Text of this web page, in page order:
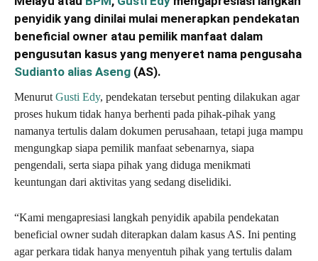
penyidik yang dinilai mulai menerapkan pendekatan
beneficial owner atau pemilik manfaat dalam
pengusutan kasus yang menyeret nama pengusaha
Sudianto alias Aseng (AS).
Menurut Gusti Edy, pendekatan tersebut penting dilakukan agar
proses hukum tidak hanya berhenti pada pihak-pihak yang
namanya tertulis dalam dokumen perusahaan, tetapi juga mampu
mengungkap siapa pemilik manfaat sebenarnya, siapa
pengendali, serta siapa pihak yang diduga menikmati
keuntungan dari aktivitas yang sedang diselidiki.
“Kami mengapresiasi langkah penyidik apabila pendekatan
beneficial owner sudah diterapkan dalam kasus AS. Ini penting
agar perkara tidak hanya menyentuh pihak yang tertulis dalam